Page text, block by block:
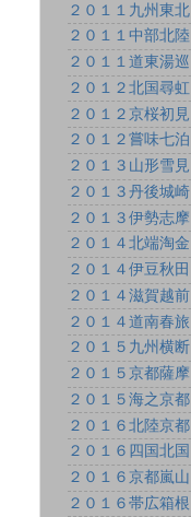
２０１１九州東北
２０１１中部北陸
２０１１道東湯巡
２０１２北国尋虹
２０１２京桜初見
２０１２嘗味七泊
２０１３山形雪見
２０１３丹後城崎
２０１３伊勢志摩
２０１４北端淘金
２０１４伊豆秋田
２０１４滋賀越前
２０１４道南春旅
２０１５九州横断
２０１５京都薩摩
２０１５海之京都
２０１６北陸京都
２０１６四国北国
２０１６京都嵐山
２０１６帯広箱根